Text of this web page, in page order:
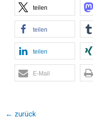
teilen
teilen
teilen
E-Mail
← zurück